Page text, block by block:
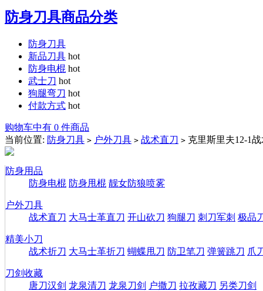
防身刀具商品分类
防身刀具
新品刀具 hot
防身电棍 hot
武士刀 hot
狗腿弯刀 hot
付款方式 hot
购物车中有 0 件商品
当前位置: 防身刀具 > 户外刀具 > 战术直刀 > 克里斯里夫12-1
防身用品
防身电棍 防身甩棍 靓女防狼喷雾
户外刀具
战术直刀 大马士革直刀 开山砍刀 狗腿刀 刺刀军刺 极品
精美小刀
战术折刀 大马士革折刀 蝴蝶甩刀 防卫笔刀 弹簧跳刀 爪
刀剑收藏
唐刀汉剑 龙泉清刀 龙泉刀剑 户撒刀 拉孜藏刀 另类刀剑